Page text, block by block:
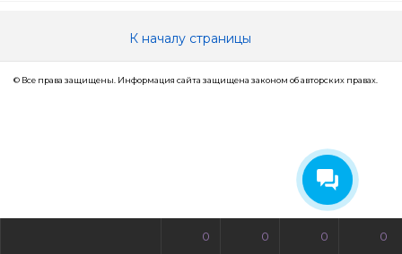
0 0 0 0
К началу страницы
© Все права защищены. Информация сайта защищена законом об авторских правах.